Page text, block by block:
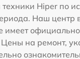
Hiper по
Наш центр
имеет
на ремонт,